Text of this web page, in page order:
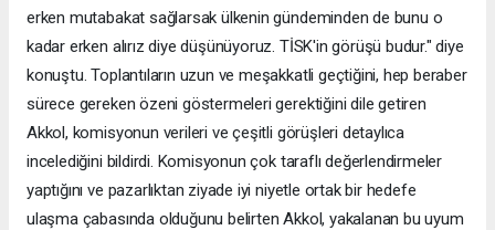
erken mutabakat sağlarsak ülkenin gündeminden de bunu o
kadar erken alırız diye düşünüyoruz. TİSK'in görüşü budur." diye
konuştu. Toplantıların uzun ve meşakkatli geçtiğini, hep beraber
sürece gereken özeni göstermeleri gerektiğini dile getiren
Akkol, komisyonun verileri ve çeşitli görüşleri detaylıca
incelediğini bildirdi. Komisyonun çok taraflı değerlendirmeler
yaptığını ve pazarlıktan ziyade iyi niyetle ortak bir hedefe
ulaşma çabasında olduğunu belirten Akkol, yakalanan bu uyum